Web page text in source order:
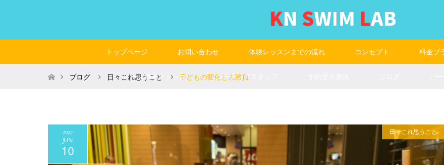
トップページ お問い合わせ 体験レッスンまでの流れ コンセプト 料金プ
レース動画チェック コーチングスタッフ
ホームブログ 日々これ思うこと 子どもの変化と大勝負
2022
JUN
10
日々これ思うこと